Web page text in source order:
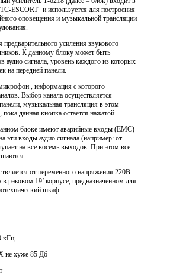
ESCORT" и используется для построения
оповещения и музыкальной трансляции
усиления звукового
К данному блоку может быть
аудио сигнала, уровень каждого из которых
на передней панели.
, информация с которого
Выбор канала осуществляется
музыкальная трансляция в этом
данная кнопка остается нажатой.
блоке имеют аварийные входы (EMC)
эти входы аудио сигнала (например: от
на все восемь выходов. При этом все
от переменного напряжения 220В.
рэковом 19’ корпусе, предназначенном для
шкаф.
кГц
не хуже 85 Дб